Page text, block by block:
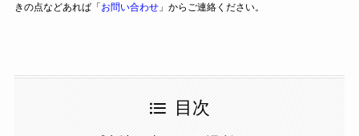
きの点などあれば「お問い合わせ」からご連絡ください。
目次